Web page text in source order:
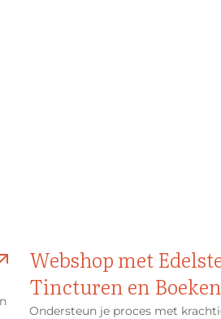
Webshop met
Tincturen en Boeken
Ondersteun je proces met